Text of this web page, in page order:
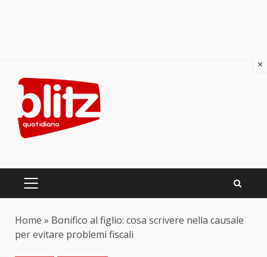
content
PRIMARY
Home » Bonifico al figlio: cosa scrivere nella causale
per evitare problemi fiscali
×